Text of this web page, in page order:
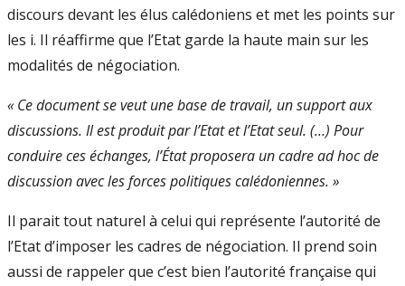
discours devant les élus calédoniens et met les points sur
les i. Il réaffirme que l’Etat garde la haute main sur les
modalités de négociation.
« Ce document se veut une base de travail, un support aux
discussions. Il est produit par l’Etat et l’Etat seul. (…) Pour
conduire ces échanges, l’État proposera un cadre ad hoc de
discussion avec les forces politiques calédoniennes. »
Il parait tout naturel à celui qui représente l’autorité de
l’Etat d’imposer les cadres de négociation. Il prend soin
aussi de rappeler que c’est bien l’autorité française qui